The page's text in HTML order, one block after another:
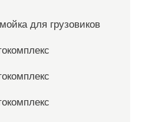
для грузовиков